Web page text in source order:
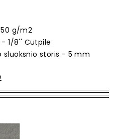
g/m2
1/8'' Cutpile
sluoksnio storis - 5 mm